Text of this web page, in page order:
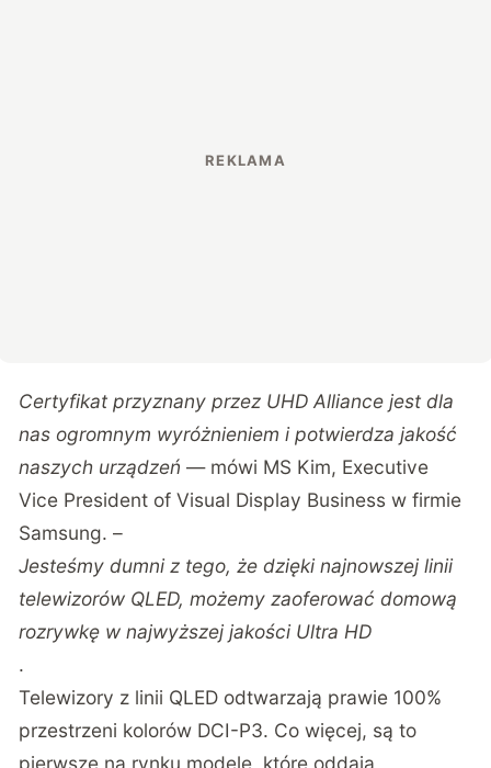
Certyfikat przyznany przez UHD Alliance jest dla
nas ogromnym wyróżnieniem i potwierdza jakość
naszych urządzeń — mówi MS Kim, Executive
Vice President of Visual Display Business w firmie
Samsung. –
Jesteśmy dumni z tego, że dzięki najnowszej linii
telewizorów QLED, możemy zaoferować domową
rozrywkę w najwyższej jakości Ultra HD
.
Telewizory z linii QLED odtwarzają prawie 100%
przestrzeni kolorów DCI-P3. Co więcej, są to